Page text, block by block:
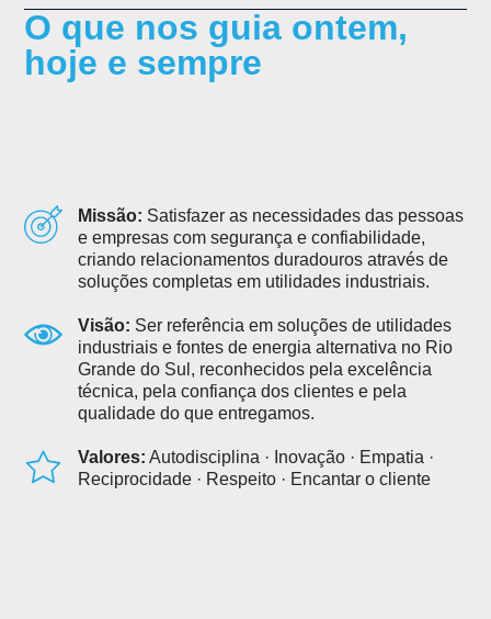
O que nos guia ontem,
hoje e sempre
Missão: Satisfazer as necessidades das pessoas
e empresas com segurança e confiabilidade,
criando relacionamentos duradouros através de
soluções completas em utilidades industriais.
Visão: Ser referência em soluções de utilidades
industriais e fontes de energia alternativa no Rio
Grande do Sul, reconhecidos pela excelência
técnica, pela confiança dos clientes e pela
qualidade do que entregamos.
Valores: Autodisciplina · Inovação · Empatia ·
Reciprocidade · Respeito · Encantar o cliente